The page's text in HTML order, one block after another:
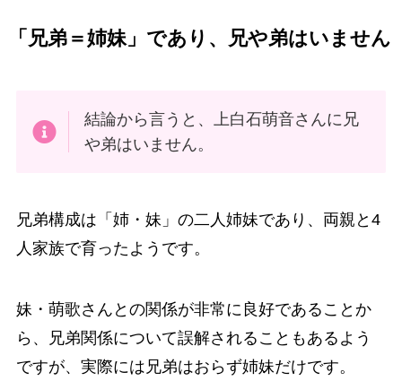
「兄弟＝姉妹」であり、兄や弟はいません
結論から言うと、上白石萌音さんに兄
や弟はいません。
兄弟構成は「姉・妹」の二人姉妹であり、両親と4
人家族で育ったようです。
妹・萌歌さんとの関係が非常に良好であることか
ら、兄弟関係について誤解されることもあるよう
ですが、実際には兄弟はおらず姉妹だけです。